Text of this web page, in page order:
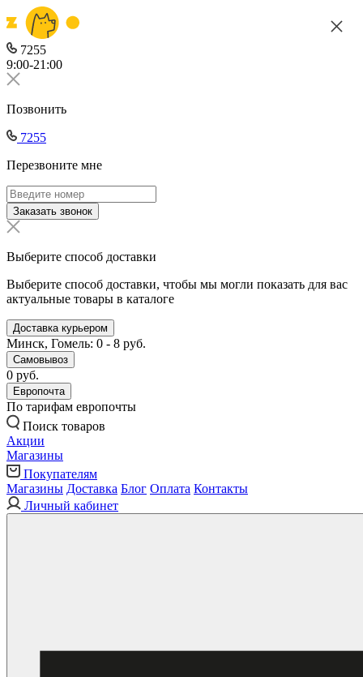
7255
9:00-21:00
Позвонить
7255
Перезвоните мне
Заказать звонок
Выберите способ доставки
Выберите способ доставки, чтобы мы могли показать для вас
актуальные товары в каталоге
Доставка курьером
Минск, Гомель: 0 - 8 руб.
Самовывоз
0 руб.
Европочта
По тарифам европочты
Поиск товаров
Акции
Магазины
Покупателям
Магазины Доставка Блог Оплата Контакты
Личный кабинет